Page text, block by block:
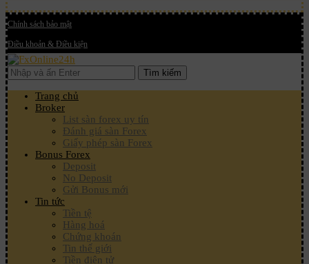
Chính sách bảo mật
Điều khoản & Điều kiện
Tìm kiếm
Trang chủ
Broker
List sàn forex uy tín
Đánh giá sàn Forex
Giấy phép sàn Forex
Bonus Forex
Deposit
No Deposit
Gửi Bonus mới
Tin tức
Tiền tệ
Hàng hoá
Chứng khoán
Tin thế giới
Tiền điện tử